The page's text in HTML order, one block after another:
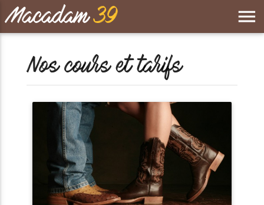
Macadam39 menu
Nos cours et tarifs